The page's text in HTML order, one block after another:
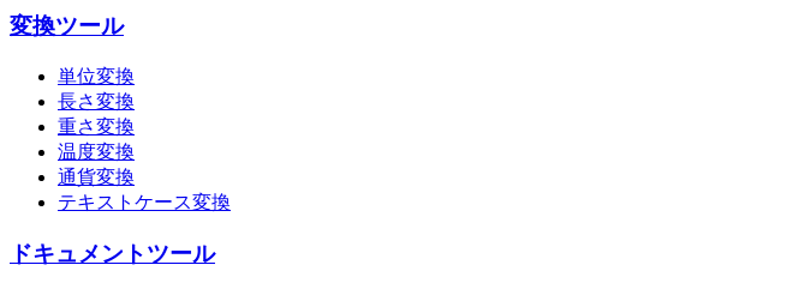
変換ツール
単位変換
長さ変換
重さ変換
温度変換
通貨変換
テキストケース変換
ドキュメントツール